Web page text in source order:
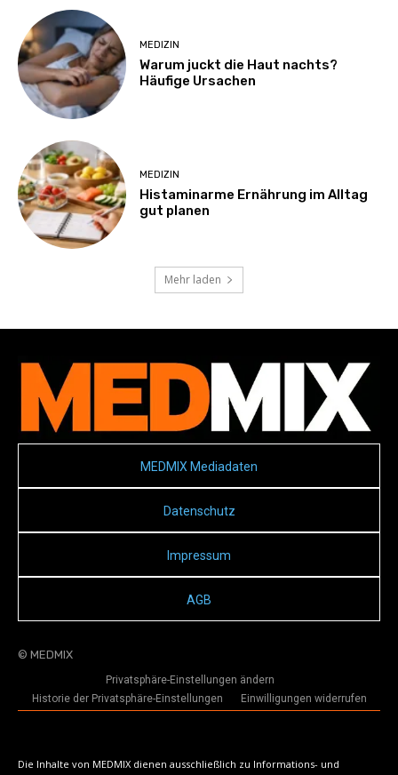
MEDIZIN
Warum juckt die Haut nachts?
Häufige Ursachen
MEDIZIN
Histaminarme Ernährung im Alltag
gut planen
Mehr laden
MEDMIX Mediadaten
Datenschutz
Impressum
AGB
© MEDMIX
Privatsphäre-Einstellungen ändern
Historie der Privatsphäre-Einstellungen
Einwilligungen widerrufen
Die Inhalte von MEDMIX dienen ausschließlich zu Informations- und